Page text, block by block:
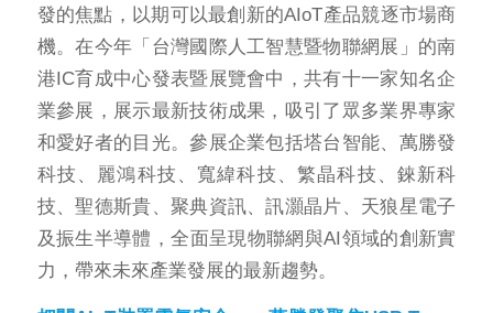
發的焦點，以期可以最創新的AIoT產品競逐市場商
機。在今年「台灣國際人工智慧暨物聯網展」的南
港IC育成中心發表暨展覽會中，共有十一家知名企
業參展，展示最新技術成果，吸引了眾多業界專家
和愛好者的目光。參展企業包括塔台智能、萬勝發
科技、麗鴻科技、寬緯科技、繁晶科技、錸新科
技、聖德斯貴、聚典資訊、訊灝晶片、天狼星電子
及振生半導體，全面呈現物聯網與AI領域的創新實
力，帶來未來產業發展的最新趨勢。